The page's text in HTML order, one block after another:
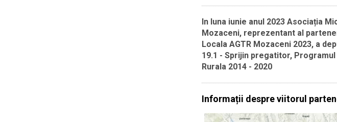
In luna iunie anul 2023 Asociația
Mozaceni, reprezentant al
Locala AGTR Mozaceni 2023, a
19.1 - Sprijin pregatitor,
Rurala 2014 - 2020
Informații despre viitorul